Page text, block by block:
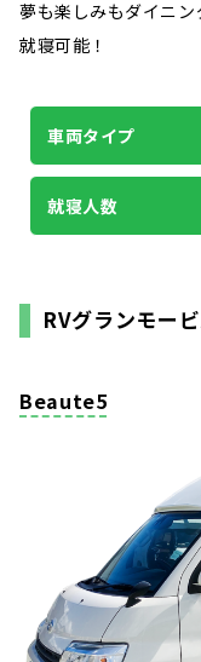
夢も楽しみもダイニ
就寝可能！
車両タイプ
就寝人数
RVグランモー
Beaute5